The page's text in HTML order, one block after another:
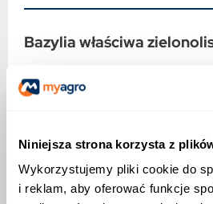
Niniejsza strona korzysta z
Wykorzystujemy pliki cookie do
i reklam, aby oferować funkcje
Bazylia właściwa
Jednoroczna roślina o wysokości
ceniona za intensywny aromat i
Zastosowanie:
Liście: zbierane w czasie
wykorzystywane świeże i